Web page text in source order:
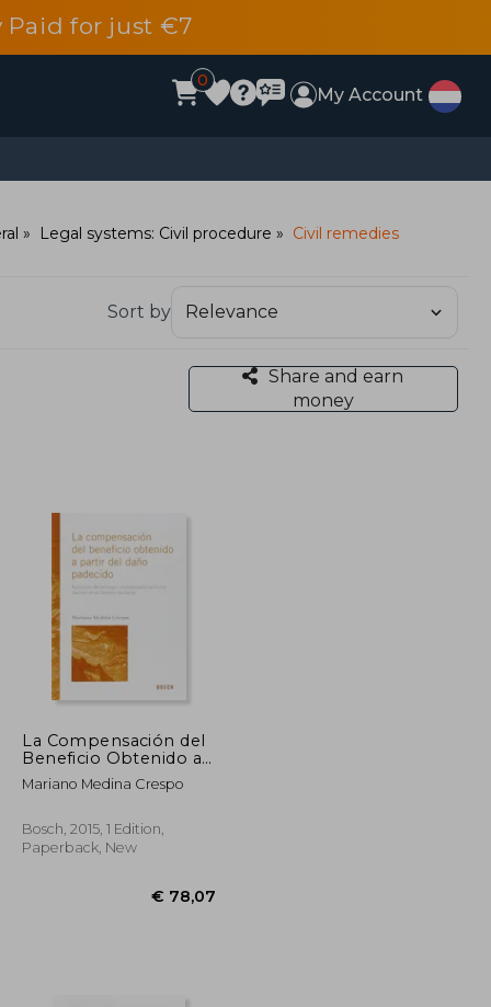
Paid for just €7
0
My Account
Legal systems: Civil procedure Civil remedies
Sort by
Share and earn
money
La Compensación del
Beneficio Obtenido a
Partir del Daño
Padecido: Aplicación
"Compensatio Lucri
cum Damno" en el
Mariano Medina Crespo
Bosch, 2015, 1 Edition,
Paperback, New